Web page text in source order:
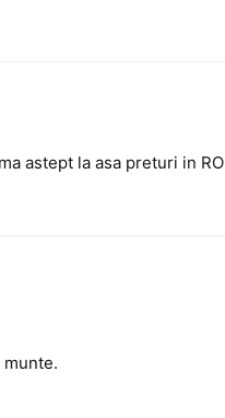
astept la asa preturi in RO
munte.